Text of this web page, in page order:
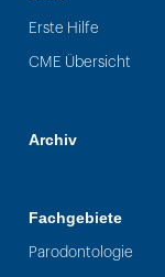
Erste Hilfe
CME Übersicht
Archiv
Fachgebiete
Parodontologie